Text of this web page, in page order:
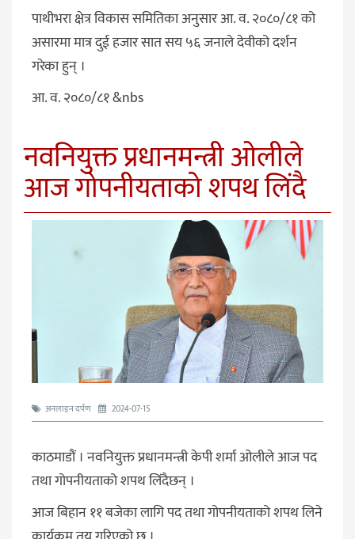
पाथीभरा क्षेत्र विकास समितिका अनुसार आ. व. २०८०/८१ को
असारमा मात्र दुई हजार सात सय ५६ जनाले देवीको दर्शन
गरेका हुन् ।
आ. व. २०८०/८१ &nbs
नवनियुक्त प्रधानमन्त्री ओलीले
आज गोपनीयताको शपथ लिंदै
अनलाइन दर्पण 2024-07-15
काठमाडौं । नवनियुक्त प्रधानमन्त्री केपी शर्मा ओलीले आज पद
तथा गोपनीयताको शपथ लिंदैछन् ।
आज बिहान ११ बजेका लागि पद तथा गोपनीयताको शपथ लिने